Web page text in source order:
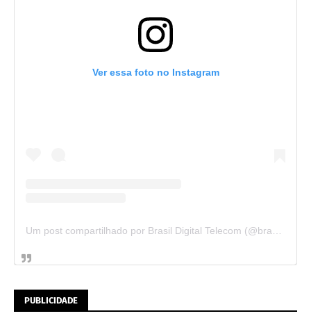
Ver essa foto no Instagram
PUBLICIDADE